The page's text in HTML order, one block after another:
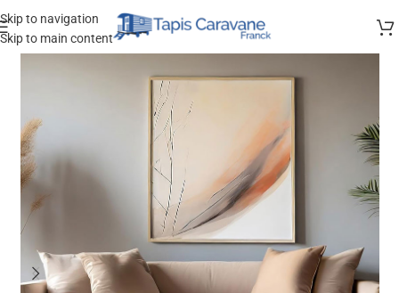
Skip to navigation
Skip to main content